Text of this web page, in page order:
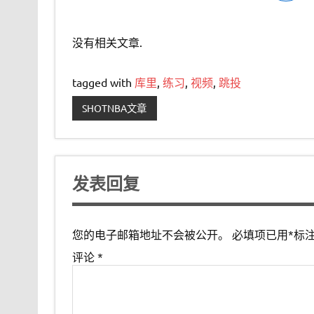
没有相关文章.
tagged with 库里 练习 视频, 跳投
SHOTNBA文章
发表回复
您的电子邮箱地址不会被公开。 必填项已用*标
评论 *